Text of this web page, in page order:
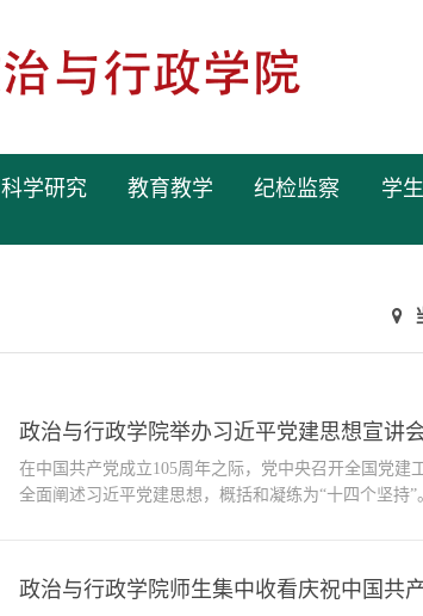
科学研究 教育教学 纪检监察 学
政治与行政学院举办习近平党建思想宣讲
在中国共产党成立105周年之际，党中央召开全国党建
全面阐述习近平党建思想，概括和凝练为“十四个坚持
乔贵平教授以“深化习近平党建思想体系化学理化研究
全体教师作专题宣讲。乔贵平围绕三个问题展开：从“
政治与行政学院师生集中收看庆祝中国共